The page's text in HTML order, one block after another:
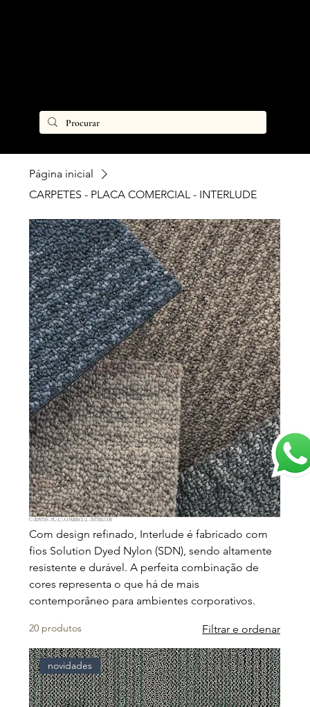
Página inicial
CARPETES - PLACA COMERCIAL - INTERLUDE
CARPETES - PLACA COMERCIAL - INTERLUDE
Com design refinado, Interlude é fabricado com
fios Solution Dyed Nylon (SDN), sendo altamente
resistente e durável. A perfeita combinação de
cores representa o que há de mais
contemporâneo para ambientes corporativos.
20 produtos Filtrar e ordenar
novidades